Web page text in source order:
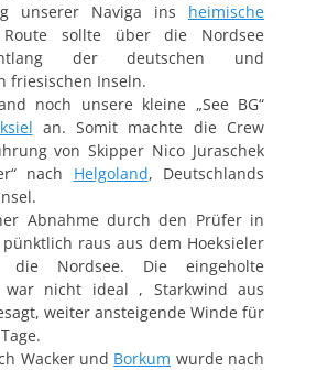
unserer Naviga ins heimische
sollte über die Nordsee
der deutschen und
friesischen Inseln.
noch unsere kleine „See BG“
an. Somit machte die Crew
von Skipper Nico Juraschek
nach Helgoland, Deutschlands
Abnahme durch den Prüfer in
pünktlich raus aus dem Hoeksieler
die Nordsee. Die eingeholte
war nicht ideal , Starkwind aus
weiter ansteigende Winde für
Wacker und Borkum wurde nach